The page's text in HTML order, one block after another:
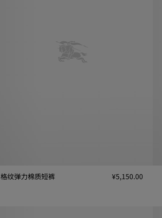
格纹弹力棉质短裤
¥5,150.00